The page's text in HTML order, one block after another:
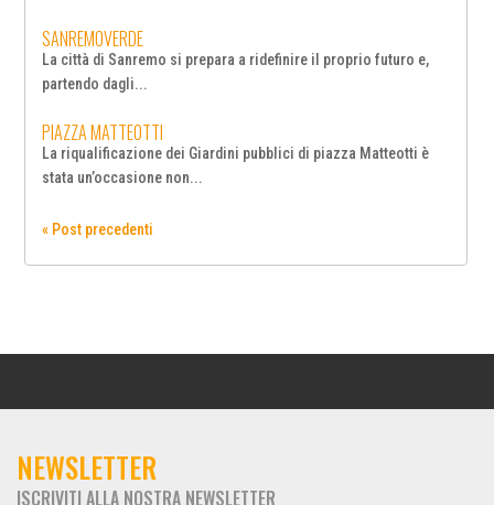
SANREMOVERDE
La città di Sanremo si prepara a ridefinire il proprio futuro e,
partendo dagli...
PIAZZA MATTEOTTI
La riqualificazione dei Giardini pubblici di piazza Matteotti è
stata un’occasione non...
« Post precedenti
NEWSLETTER
ISCRIVITI ALLA NOSTRA NEWSLETTER